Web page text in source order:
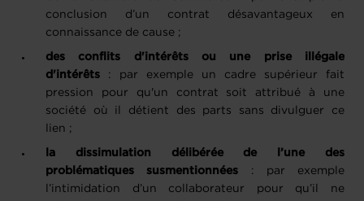
conclusion d’un contrat désavantageux en
connaissance de cause ;
des conflits d'intérêts ou une prise illégale
d'intérêts : par exemple un cadre supérieur fait
pression pour qu'un contrat soit attribué à une
société où il détient des parts sans divulguer ce
lien ;
la dissimulation délibérée de l’une des
problématiques susmentionnées
: par exemple
l’intimidation d’un collaborateur pour qu’il ne